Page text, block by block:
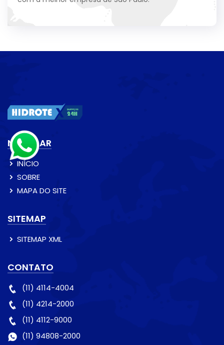
NAVEGAR
INÍCIO
SOBRE
MAPA DO SITE
SITEMAP
SITEMAP XML
CONTATO
(11) 4114-4004
(11) 4214-2000
(11) 4112-9000
(11) 94808-2000